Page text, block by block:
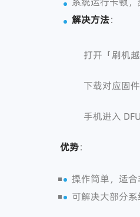
解决方法：
打开「刷机越
下载对应固件
手机进入
优势：
操作简单，适合
可解决大部分系